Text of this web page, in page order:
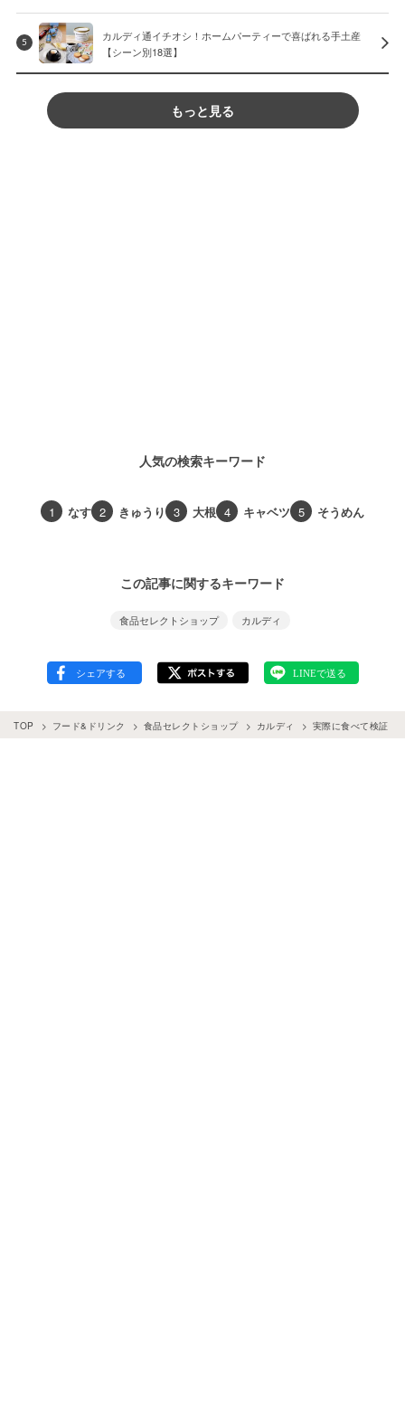
5
カルディ通イチオシ！ホームパーティーで喜ばれる手土産
【シーン別18選】
もっと見る
人気の検索キーワード
1 なす 2 きゅうり 3 大根 4 キャベツ 5 そうめん
この記事に関するキーワード
食品セレクトショップ カルディ
TOP フード&ドリンク 食品セレクトショップ カルディ 実際に食べて検証！